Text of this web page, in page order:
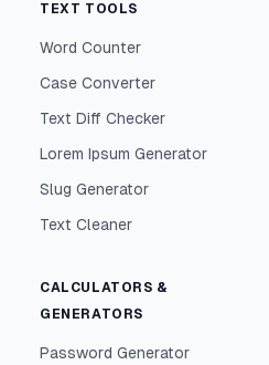
TEXT TOOLS
Word Counter
Case Converter
Text Diff Checker
Lorem Ipsum Generator
Slug Generator
Text Cleaner
CALCULATORS &
GENERATORS
Password Generator